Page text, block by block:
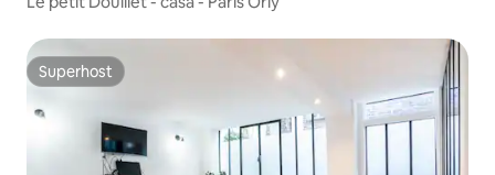
Superhost
Superhost